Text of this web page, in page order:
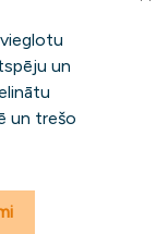
un
un trešo